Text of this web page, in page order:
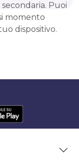
Puoi
momento
dispositivo.